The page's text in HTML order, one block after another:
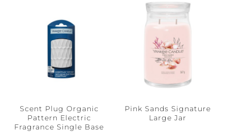
Scent Plug Organic
Pattern Electric
Fragrance Single Base
Pink Sands Signature
Large Jar